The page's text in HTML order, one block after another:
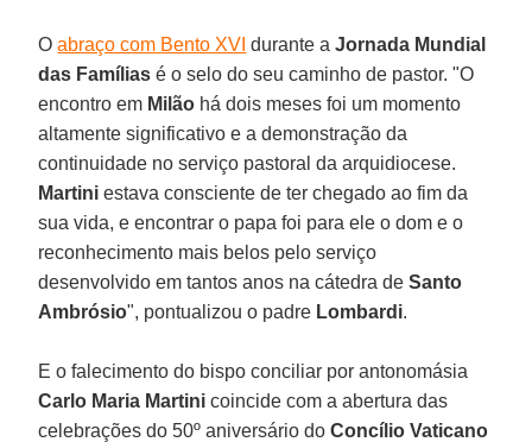
Oabraço com Bento XVI durante aJornada Mundial
das Famíliasé o selo do seu caminho de pastor. "O
encontro em Milão há dois meses foi um momento
altamente significativo e a demonstração da
continuidade no serviço pastoral da arquidiocese.
Martiniestava consciente de ter chegado ao fim da
sua vida, e encontrar o papa foi para ele o dom e o
reconhecimento mais belos pelo serviço
desenvolvido em tantos anos na cátedra deSanto
Ambrósio", pontualizou o padre Lombardi.
E o falecimento do bispo conciliar por antonomásia
Carlo Maria Martinicoincide com a abertura das
celebrações do 50º aniversário doConcílio Vaticano